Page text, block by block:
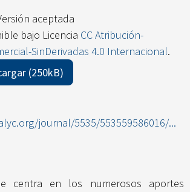
aceptada
bajo Licencia CC Atribución-
SinDerivadas 4.0 Internacional.
(250kB)
journal/5535/553559586016/...
centra en los numerosos aportes